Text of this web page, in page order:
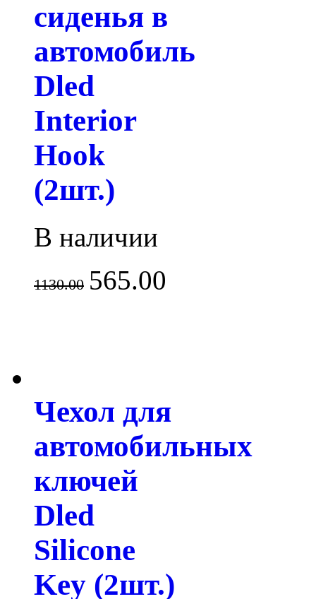
сиденья в
автомобиль
Dled
Interior
Hook
(2шт.)
В наличии
1130.00 565.00
Чехол для
автомобильных
ключей
Dled
Silicone
Key (2шт.)